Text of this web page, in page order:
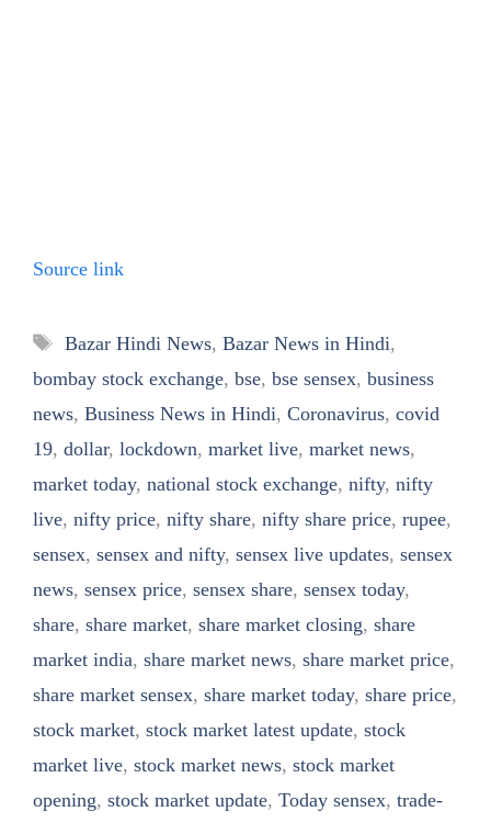
Source link
Tags
Bazar Hindi News, Bazar News in Hindi,
bombay stock exchange, bse, bse sensex, business
news, Business News in Hindi, Coronavirus, covid
19, dollar, lockdown, market live, market news,
market today, national stock exchange, nifty, nifty
live, nifty price, nifty share, nifty share price, rupee,
sensex, sensex and nifty, sensex live updates, sensex
news, sensex price, sensex share, sensex today,
share, share market, share market closing, share
market india, share market news, share market price,
share market sensex, share market today, share price,
stock market, stock market latest update, stock
market live, stock market news, stock market
opening, stock market update, Today sensex, trade-